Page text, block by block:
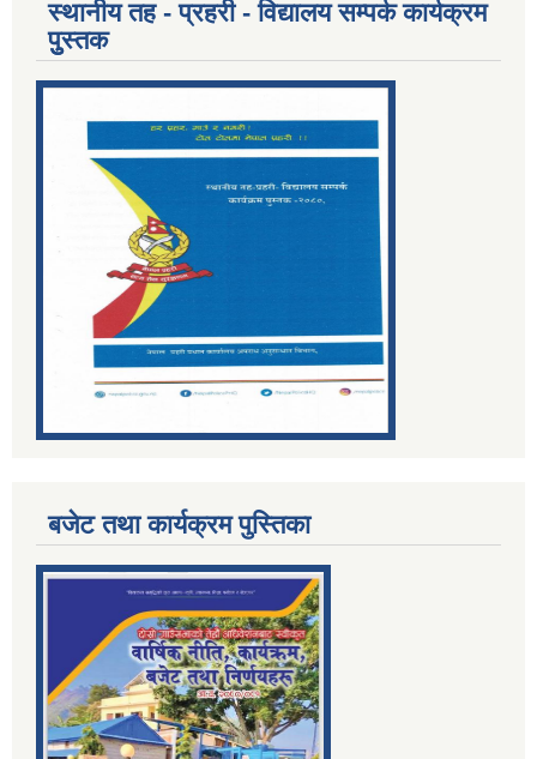
स्थानीय तह - प्रहरी - विद्यालय सम्पर्क कार्यक्रम
पुुस्तक
बजेट तथा कार्यक्रम पुस्तिका